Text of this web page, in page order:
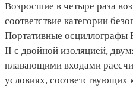
Возросшие в четыре раза
соответствие категории
Портативные
II с двойной изоляцией,
плавающими входами
условиях, соответствующих